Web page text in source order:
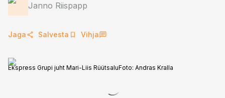
Janno Riispapp
Jaga Salvesta Vihja
Ekspress Grupi juht Mari-Liis RüütsaluFoto: Andras Kralla